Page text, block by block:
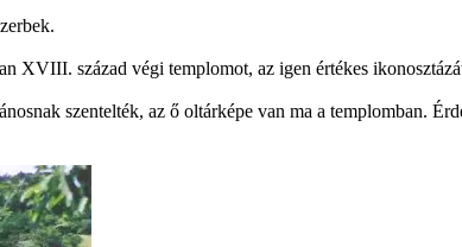
XVIII. század végi templomot, az igen értékes
szentelték, az ő oltárképe van ma a templomban.